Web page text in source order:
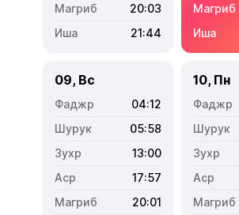
20:03
21:44
09, Вс
04:12
05:58
13:00
17:57
20:01
10, Пн